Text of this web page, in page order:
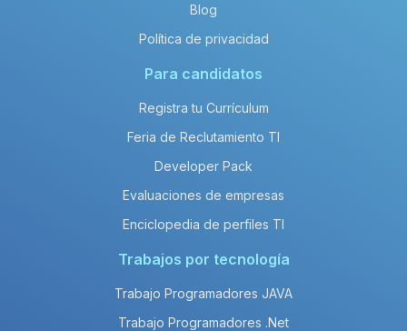
Blog
Política de privacidad
Para candidatos
Registra tu Currículum
Feria de Reclutamiento TI
Developer Pack
Evaluaciones de empresas
Enciclopedia de perfiles TI
Trabajos por tecnología
Trabajo Programadores JAVA
Trabajo Programadores .Net